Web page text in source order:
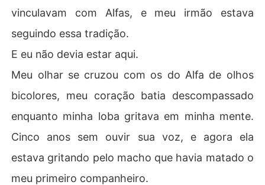
vinculavam com Alfas, e meu irmão estava
seguindo essa tradição.
E eu não devia estar aqui.
Meu olhar se cruzou com os do Alfa de olhos
bicolores, meu coração batia descompassado
enquanto minha loba gritava em minha mente.
Cinco anos sem ouvir sua voz, e agora ela
estava gritando pelo macho que havia matado o
meu primeiro companheiro.